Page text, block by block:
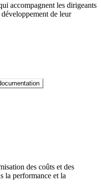
accompagnent les dirigeants
de leur
des coûts et des
la performance et la